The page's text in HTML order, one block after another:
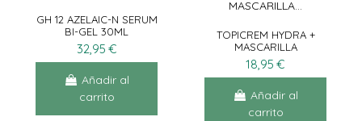
GH 12 AZELAIC-N SERUM
BI-GEL 30ML
32,95 €
Añadir al
carrito
TOPICREM HYDRA +
MASCARILLA
HIDRATANTE 50ML
18,95 €
Añadir al
carrito